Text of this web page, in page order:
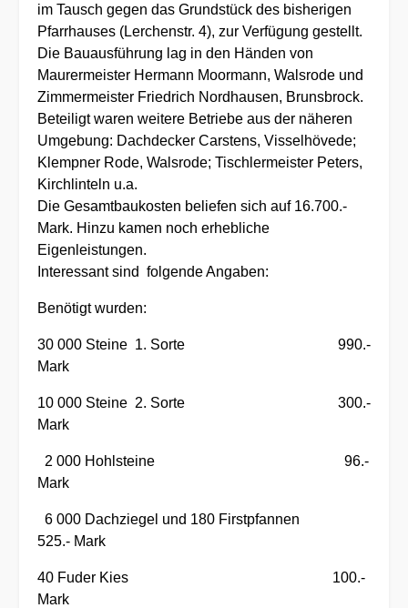
im Tausch gegen das Grundstück des bisherigen
Pfarrhauses (Lerchenstr. 4), zur Verfügung gestellt.
Die Bauausführung lag in den Händen von
Maurermeister Hermann Moormann, Walsrode und
Zimmermeister Friedrich Nordhausen, Brunsbrock.
Beteiligt waren weitere Betriebe aus der näheren
Umgebung: Dachdecker Carstens, Visselhövede;
Klempner Rode, Walsrode; Tischlermeister Peters,
Kirchlinteln u.a.
Die Gesamtbaukosten beliefen sich auf 16.700.-
Mark. Hinzu kamen noch erhebliche
Eigenleistungen.
Interessant sind folgende Angaben:
Benötigt wurden:
30 000 Steine 1. Sorte 990.-
Mark
10 000 Steine 2. Sorte 300.-
Mark
2 000 Hohlsteine 96.-
Mark
6 000 Dachziegel und 180 Firstpfannen
525.- Mark
40 Fuder Kies 100.-
Mark